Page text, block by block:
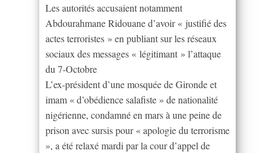
Les autorités accusaient notamment
Abdourahmane Ridouane d’avoir « justifié des
actes terroristes » en publiant sur les réseaux
sociaux des messages « légitimant » l’attaque
du 7-Octobre
L’ex-président d’une mosquée de Gironde et
imam « d’obédience salafiste » de nationalité
nigérienne, condamné en mars à une peine de
prison avec sursis pour « apologie du terrorisme
», a été relaxé mardi par la cour d’appel de